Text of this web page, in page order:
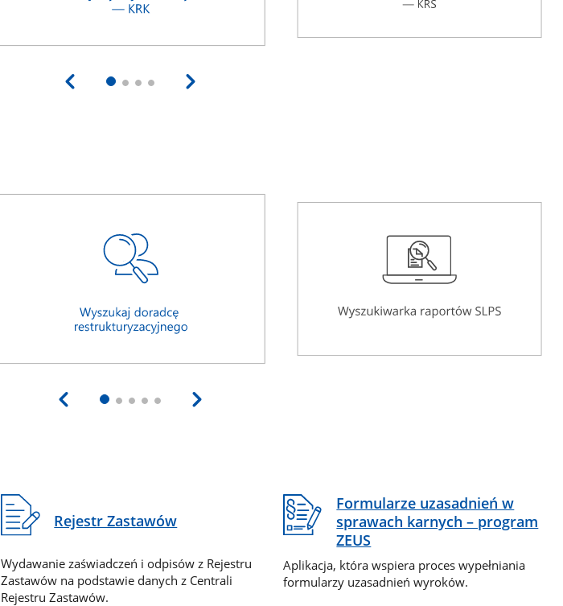
Rejestr Zastawów
Wydawanie zaświadczeń i odpisów z Rejestru
Zastawów na podstawie danych z Centrali
Rejestru Zastawów.
Formularze uzasadnień w
sprawach karnych – program
ZEUS
Aplikacja, która wspiera proces wypełniania
formularzy uzasadnień wyroków.